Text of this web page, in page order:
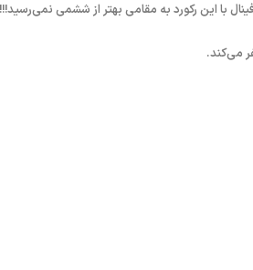
با این رکورد به مقامی بهتر از ششمی نمی‌رسید!!!
می‌کند.